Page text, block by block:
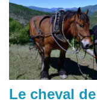
Le cheval